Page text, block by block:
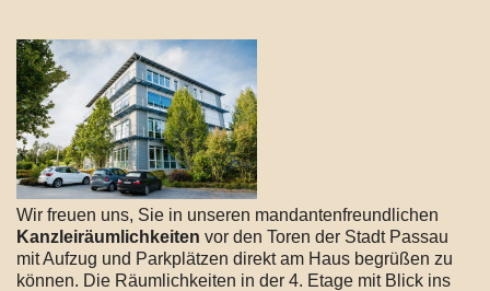
Wir freuen uns, Sie in unseren mandantenfreundlichen
Kanzleiräumlichkeiten vor den Toren der Stadt Passau
mit Aufzug und Parkplätzen direkt am Haus begrüßen zu
können. Die Räumlichkeiten in der 4. Etage mit Blick ins